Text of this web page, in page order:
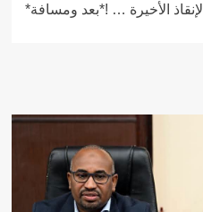
الإنقاذ الأخيرة … !*بعد ومسافة*